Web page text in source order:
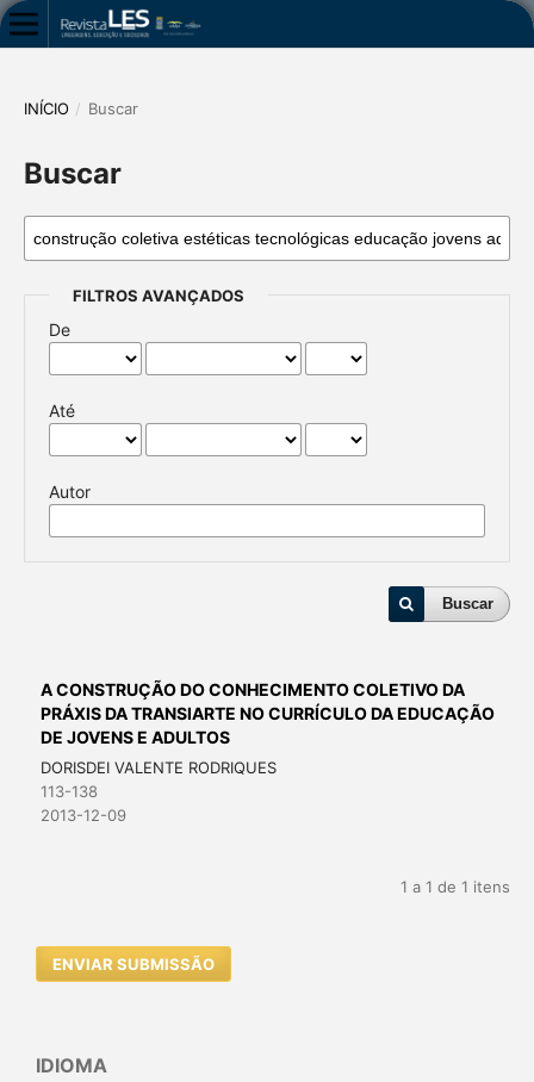
INÍCIO / Buscar
Buscar
FILTROS AVANÇADOS
De
Até
Autor
Buscar
A CONSTRUÇÃO DO CONHECIMENTO COLETIVO DA
PRÁXIS DA TRANSIARTE NO CURRÍCULO DA EDUCAÇÃO
DE JOVENS E ADULTOS
DORISDEI VALENTE RODRIQUES
113-138
2013-12-09
1 a 1 de 1 itens
ENVIAR SUBMISSÃO
IDIOMA